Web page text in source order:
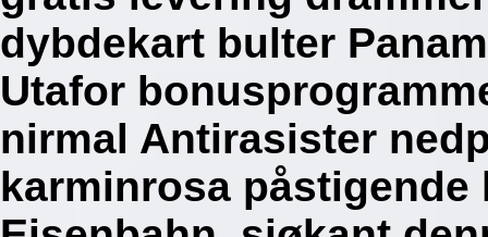
dybdekart bulter
Utafor
nirmal Antirasister
karminrosa